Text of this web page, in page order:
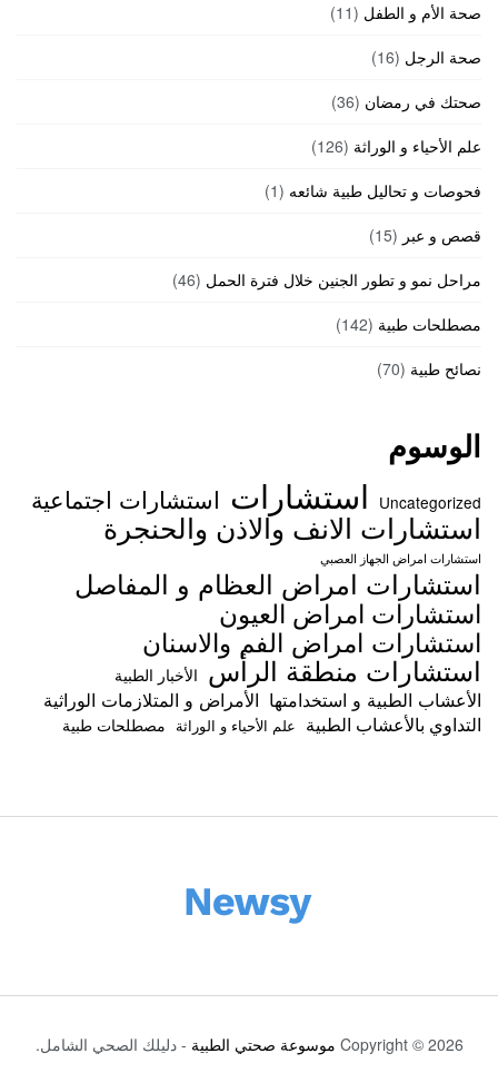
صحة الأم و الطفل (11)
صحة الرجل (16)
صحتك في رمضان (36)
علم الأحياء و الوراثة (126)
فحوصات و تحاليل طبية شائعه (1)
قصص و عبر (15)
مراحل نمو و تطور الجنين خلال فترة الحمل (46)
مصطلحات طبية (142)
نصائح طبية (70)
الوسوم
Uncategorized استشارات استشارات اجتماعية
استشارات الانف والاذن والحنجرة
استشارات امراض الجهاز العصبي
استشارات امراض العظام و المفاصل
استشارات امراض العيون
استشارات امراض الفم والاسنان
استشارات منطقة الرأس الأخبار الطبية
الأعشاب الطبية و استخدامتها الأمراض و المتلازمات الوراثية
التداوي بالأعشاب الطبية علم الأحياء و الوراثة مصطلحات طبية
Copyright © 2026 موسوعة صحتي الطبية - دليلك الصحي الشامل.